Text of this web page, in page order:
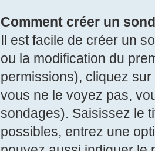
Comment créer un
Il est facile de créer un
ou la modification du
permissions), cliquez sur
vous ne le voyez pas,
sondages). Saisissez le
possibles, entrez une